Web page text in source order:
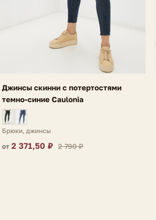
Джинсы скинни с потертостями
темно-синие Caulonia
Брюки, джинсы
от 2 371,50 ₽ 2 790 ₽